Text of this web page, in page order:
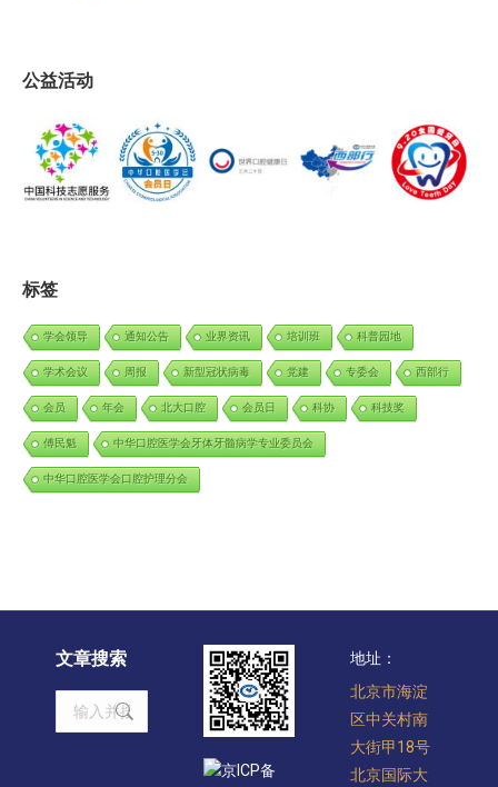
公益活动
标签
学会领导 通知公告 业界资讯 培训班 科普园地
学术会议 周报 新型冠状病毒 党建 专委会 西部行
会员 年会 北大口腔 会员日 科协 科技奖
傅民魁 中华口腔医学会牙体牙髓病学专业委员会
中华口腔医学会口腔护理分会
文章搜索
Search:
京ICP备
地址：
北京市海淀
区中关村南
大街甲18号
北京国际大